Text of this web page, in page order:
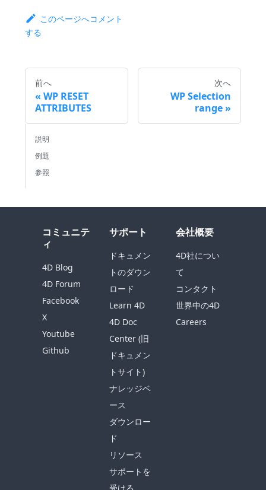
このページへコメント
する
前へ
WP RESET
ATTRIBUTES
次へ
WP Selection
range
説明
例題
参照
コミュニテ
ィ
4D Blog
4D Forum
Facebook
X
Youtube
Github
サポート
ドキュメン
トのダウン
ロード
Learn 4D
4D Doc
Center (旧
ドキュメン
トサイト)
ナレッジベ
ース
ダウンロー
ド
リソース
サポートを
会社概要
4D社につい
て
コンタクト
世界中の4D
Careers